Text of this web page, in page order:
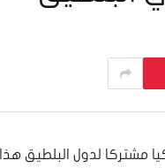
مشتركا لدول البلطيق